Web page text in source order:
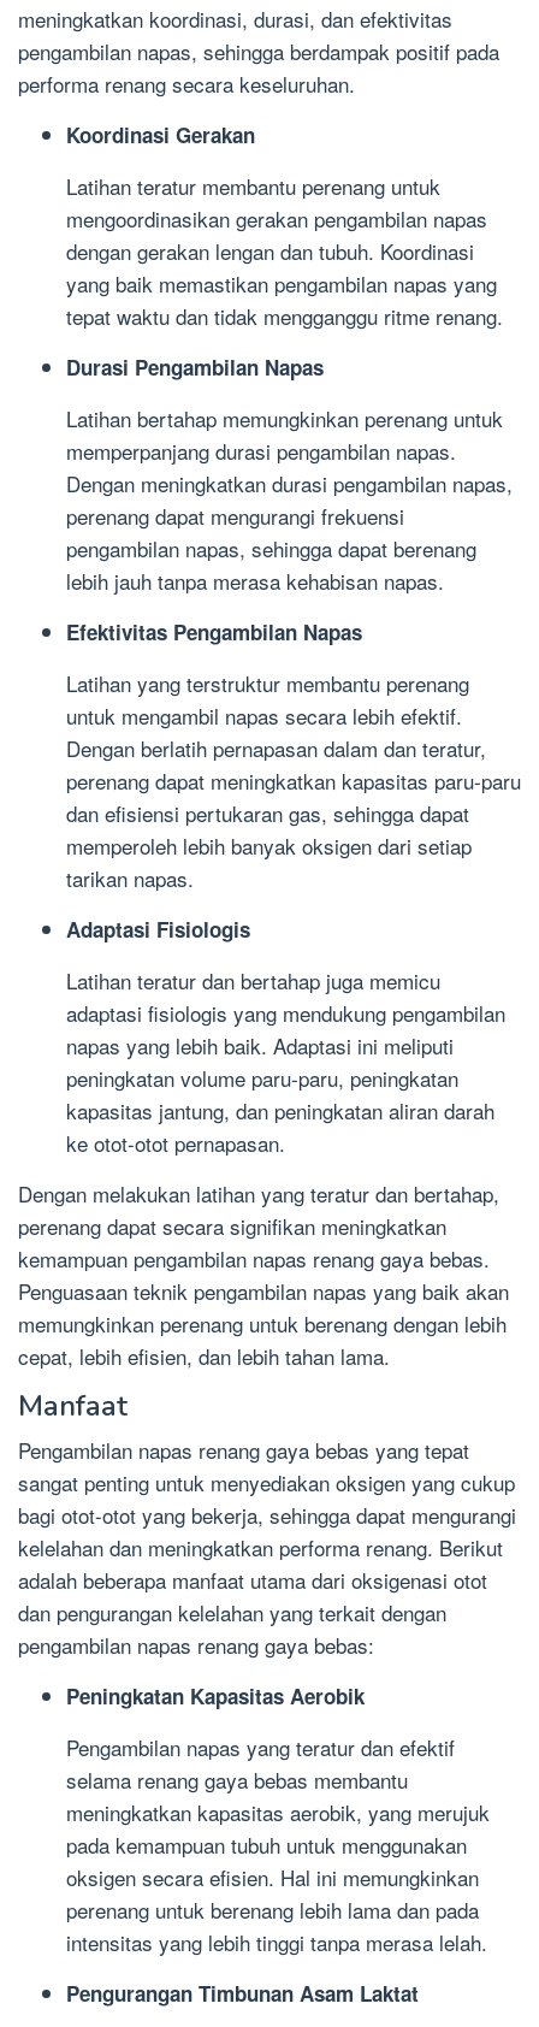
meningkatkan koordinasi, durasi, dan efektivitas
pengambilan napas, sehingga berdampak positif pada
performa renang secara keseluruhan.
Koordinasi Gerakan
Latihan teratur membantu perenang untuk
mengoordinasikan gerakan pengambilan napas
dengan gerakan lengan dan tubuh. Koordinasi
yang baik memastikan pengambilan napas yang
tepat waktu dan tidak mengganggu ritme renang.
Durasi Pengambilan Napas
Latihan bertahap memungkinkan perenang untuk
memperpanjang durasi pengambilan napas.
Dengan meningkatkan durasi pengambilan napas,
perenang dapat mengurangi frekuensi
pengambilan napas, sehingga dapat berenang
lebih jauh tanpa merasa kehabisan napas.
Efektivitas Pengambilan Napas
Latihan yang terstruktur membantu perenang
untuk mengambil napas secara lebih efektif.
Dengan berlatih pernapasan dalam dan teratur,
perenang dapat meningkatkan kapasitas paru-paru
dan efisiensi pertukaran gas, sehingga dapat
memperoleh lebih banyak oksigen dari setiap
tarikan napas.
Adaptasi Fisiologis
Latihan teratur dan bertahap juga memicu
adaptasi fisiologis yang mendukung pengambilan
napas yang lebih baik. Adaptasi ini meliputi
peningkatan volume paru-paru, peningkatan
kapasitas jantung, dan peningkatan aliran darah
ke otot-otot pernapasan.
Dengan melakukan latihan yang teratur dan bertahap,
perenang dapat secara signifikan meningkatkan
kemampuan pengambilan napas renang gaya bebas.
Penguasaan teknik pengambilan napas yang baik akan
memungkinkan perenang untuk berenang dengan lebih
cepat, lebih efisien, dan lebih tahan lama.
Manfaat
Pengambilan napas renang gaya bebas yang tepat
sangat penting untuk menyediakan oksigen yang cukup
bagi otot-otot yang bekerja, sehingga dapat mengurangi
kelelahan dan meningkatkan performa renang. Berikut
adalah beberapa manfaat utama dari oksigenasi otot
dan pengurangan kelelahan yang terkait dengan
pengambilan napas renang gaya bebas:
Peningkatan Kapasitas Aerobik
Pengambilan napas yang teratur dan efektif
selama renang gaya bebas membantu
meningkatkan kapasitas aerobik, yang merujuk
pada kemampuan tubuh untuk menggunakan
oksigen secara efisien. Hal ini memungkinkan
perenang untuk berenang lebih lama dan pada
intensitas yang lebih tinggi tanpa merasa lelah.
Pengurangan Timbunan Asam Laktat